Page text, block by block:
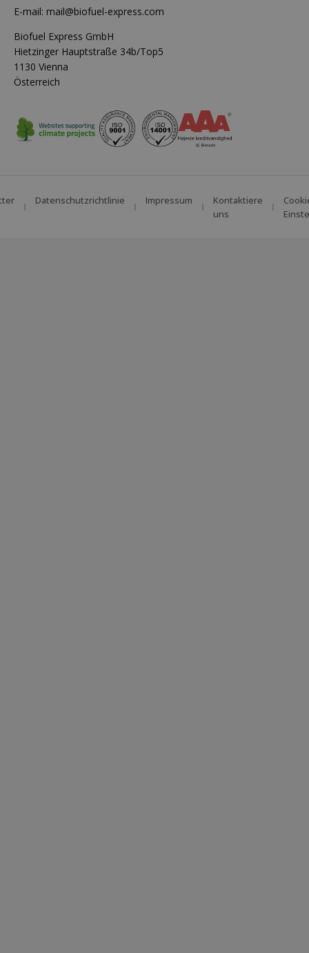
E-mail: mail@biofuel-express.com
Biofuel Express GmbH
Hietzinger Hauptstraße 34b/Top5
1130 Vienna
Österreich
Datenschutzrichtlinie Impressum
Kontaktiere
uns